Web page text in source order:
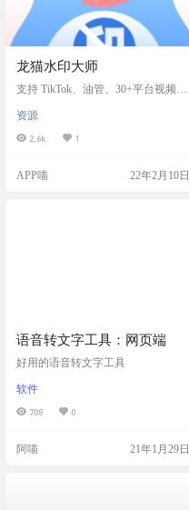
龙猫水印大师
支持 TikTok、油管、30+平台视频下
资源
2.6k 1
APP喵 22年2月10日
语音转文字工具：网页端
好用的语音转文字工具
软件
708 0
阿喵 21年1月29日